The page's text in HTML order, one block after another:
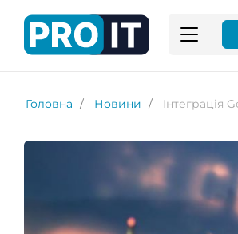
Головна Новини